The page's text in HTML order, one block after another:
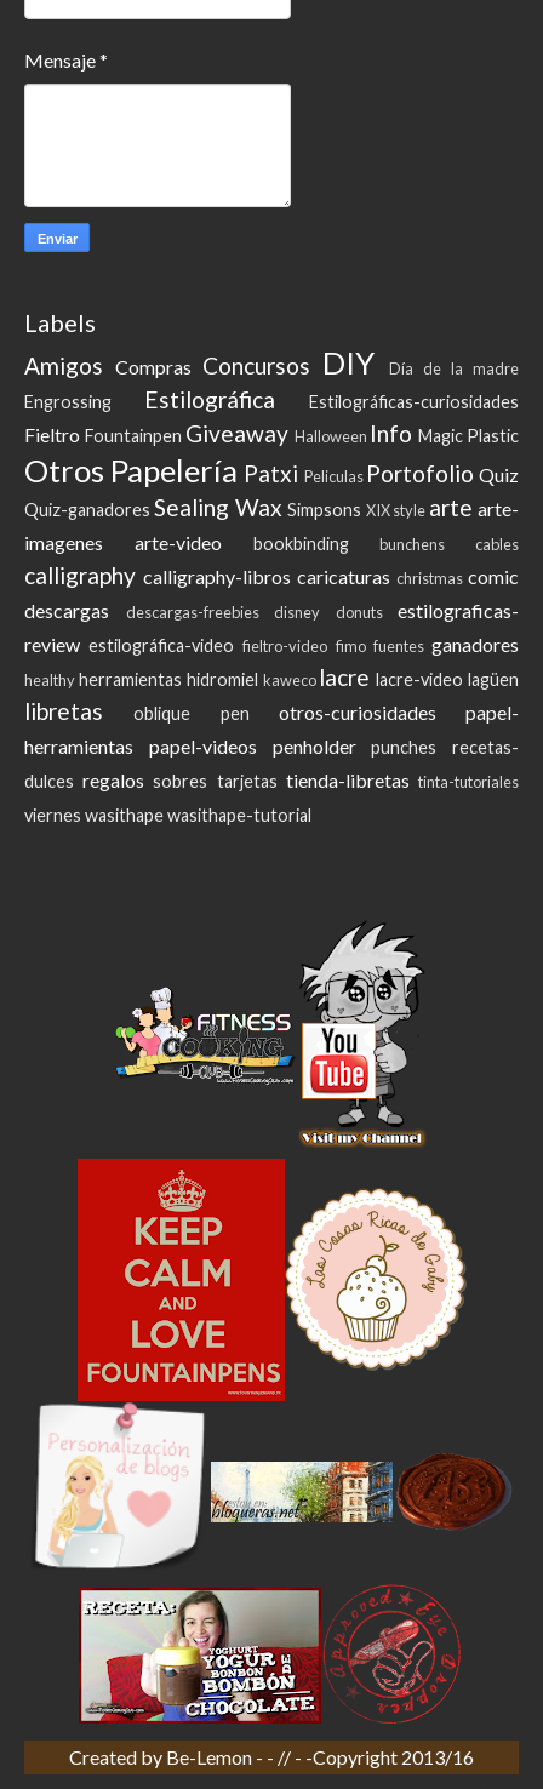
Mensaje*
Labels
Amigos Compras Concursos DIY Día de la madre
Engrossing Estilográfica Estilográficas-curiosidades
Fieltro Fountainpen Giveaway Halloween Info Magic Plastic
Otros Papelería Patxi Peliculas Portofolio Quiz
Quiz-ganadores Sealing Wax Simpsons XIX style arte arte-
imagenes
arte-video bookbinding bunchens cables
calligraphy calligraphy-libros caricaturas christmas comic
descargas
descargas-freebies disney donuts
estilograficas-
review estilográfica-video fieltro-video fimo fuentes ganadores
healthyherramientas hidromiel kaweco lacre lacre-video lagüen
libretas oblique pen otros-curiosidades
papel-
herramientas
papel-videos penholder punches
recetas-
dulces regalos sobres tarjetas tienda-libretas tinta-tutoriales
viernes wasithapewasithape-tutorial
Created by Be-Lemon - - // - -Copyright 2013/16